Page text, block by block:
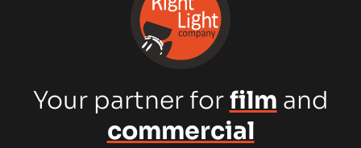
Your partner forfilm and
commercial